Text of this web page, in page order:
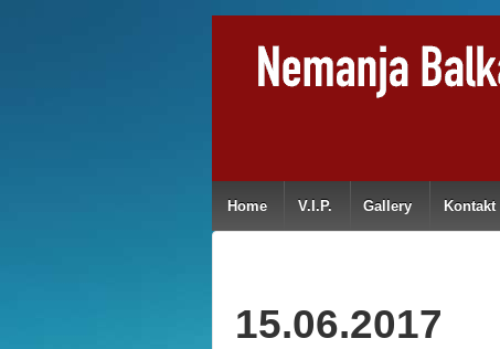
Home V.I.P. Gallery Kontakt
15.06.2017